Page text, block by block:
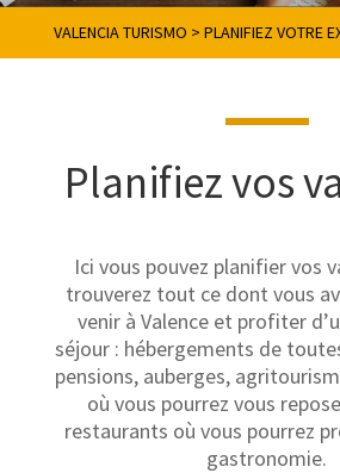
VALENCIA TURISMO > PLANIFIEZ VOTRE
Planifiez vos
Ici vous pouvez planifier vos
trouverez tout ce dont vous
venir à Valence et profiter
séjour : hébergements de
pensions, auberges,
où vous pourrez vous
restaurants où vous pourrez
gastronomie.